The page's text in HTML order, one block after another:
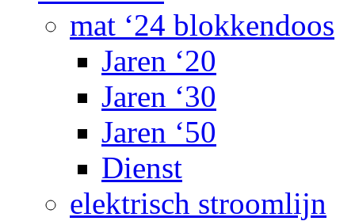
mat ‘24 blokkendoos
Jaren ‘20
Jaren ‘30
Jaren ‘50
Dienst
elektrisch stroomlijn